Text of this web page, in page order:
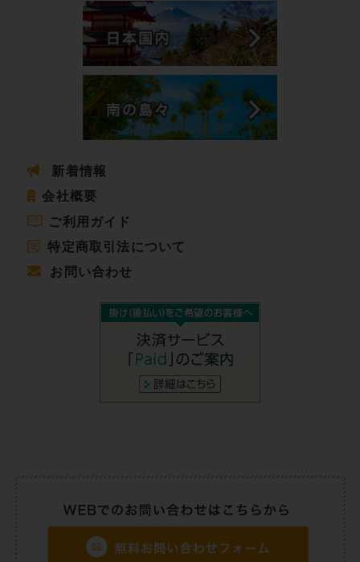
新着情報
会社概要
ご利用ガイド
特定商取引法について
お問い合わせ